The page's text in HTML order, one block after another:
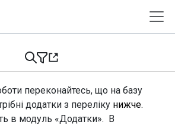
переконайтесь, що на базу
додатки з переліку нижче.
в модуль «Додатки». В